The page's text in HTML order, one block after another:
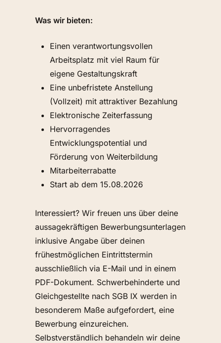
Was wir bieten:
Einen verantwortungsvollen
Arbeitsplatz mit viel Raum für
eigene Gestaltungskraft
Eine unbefristete Anstellung
(Vollzeit) mit attraktiver Bezahlung
Elektronische Zeiterfassung
Hervorragendes
Entwicklungspotential und
Förderung von Weiterbildung
Mitarbeiterrabatte
Start ab dem 15.08.2026
Interessiert? Wir freuen uns über deine
aussagekräftigen Bewerbungsunterlagen
inklusive Angabe über deinen
frühestmöglichen Eintrittstermin
ausschließlich via E-Mail und in einem
PDF-Dokument. Schwerbehinderte und
Gleichgestellte nach SGB IX werden in
besonderem Maße aufgefordert, eine
Bewerbung einzureichen.
Selbstverständlich behandeln wir deine